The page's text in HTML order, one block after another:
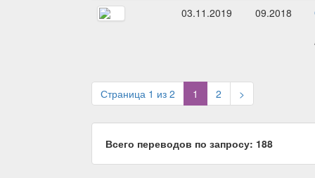
03.11.2019
09.2018
Страница 1 из 2 1 (current)
2 >
Всего переводов по запросу: 188